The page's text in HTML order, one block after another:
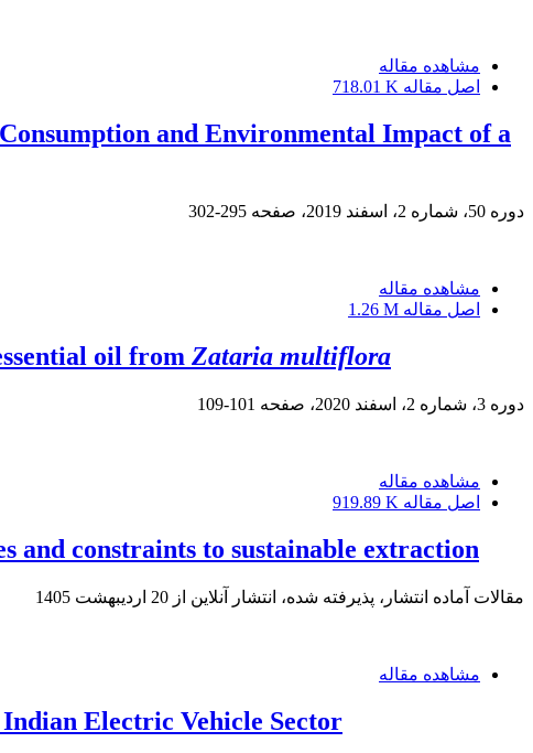
مشاهده مقاله
اصل مقاله 718.01 K
and Environmental Impact of a
دوره 50، شماره 2، اسفند 2019، صفحه 295-302
مشاهده مقاله
اصل مقاله 1.26 M
oil from Zataria multiflora
دوره 3، شماره 2، اسفند 2020، صفحه 101-109
مشاهده مقاله
اصل مقاله 919.89 K
constraints to sustainable extraction
مقالات آماده انتشار، پذیرفته شده، انتشار آنلاین از 20 اردیبهشت 1405
مشاهده مقاله
Electric Vehicle Sector